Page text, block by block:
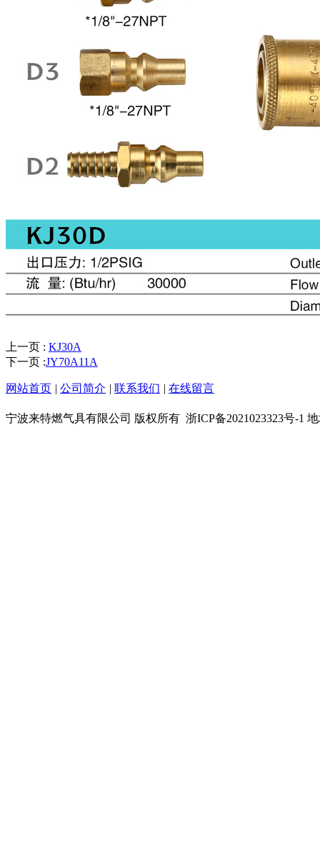
上一页 : KJ30A
下一页 :JY70A11A
网站首页 | 公司简介 | 联系我们 | 在线留言
宁波来特燃气具有限公司 版权所有 浙ICP备2021023323号-1